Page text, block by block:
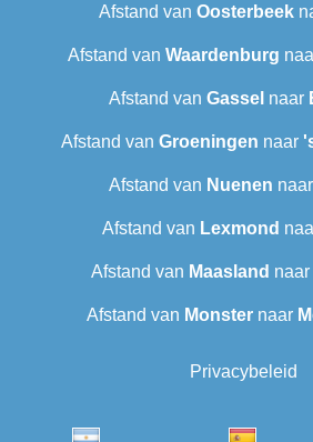
Afstand van Oosterbeek
Afstand van Waardenburg
Afstand van Gassel naar
Afstand van Groeningen naar
Afstand van Nuenen naar
Afstand van Lexmond
Afstand van Maasland naar
Afstand van Monster naar
Privacybeleid